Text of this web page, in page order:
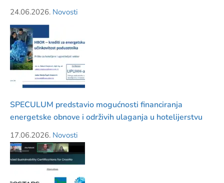
24.06.2026. Novosti
SPECULUM predstavio mogućnosti financiranja
energetske obnove i održivih ulaganja u hotelijerstvu
17.06.2026. Novosti